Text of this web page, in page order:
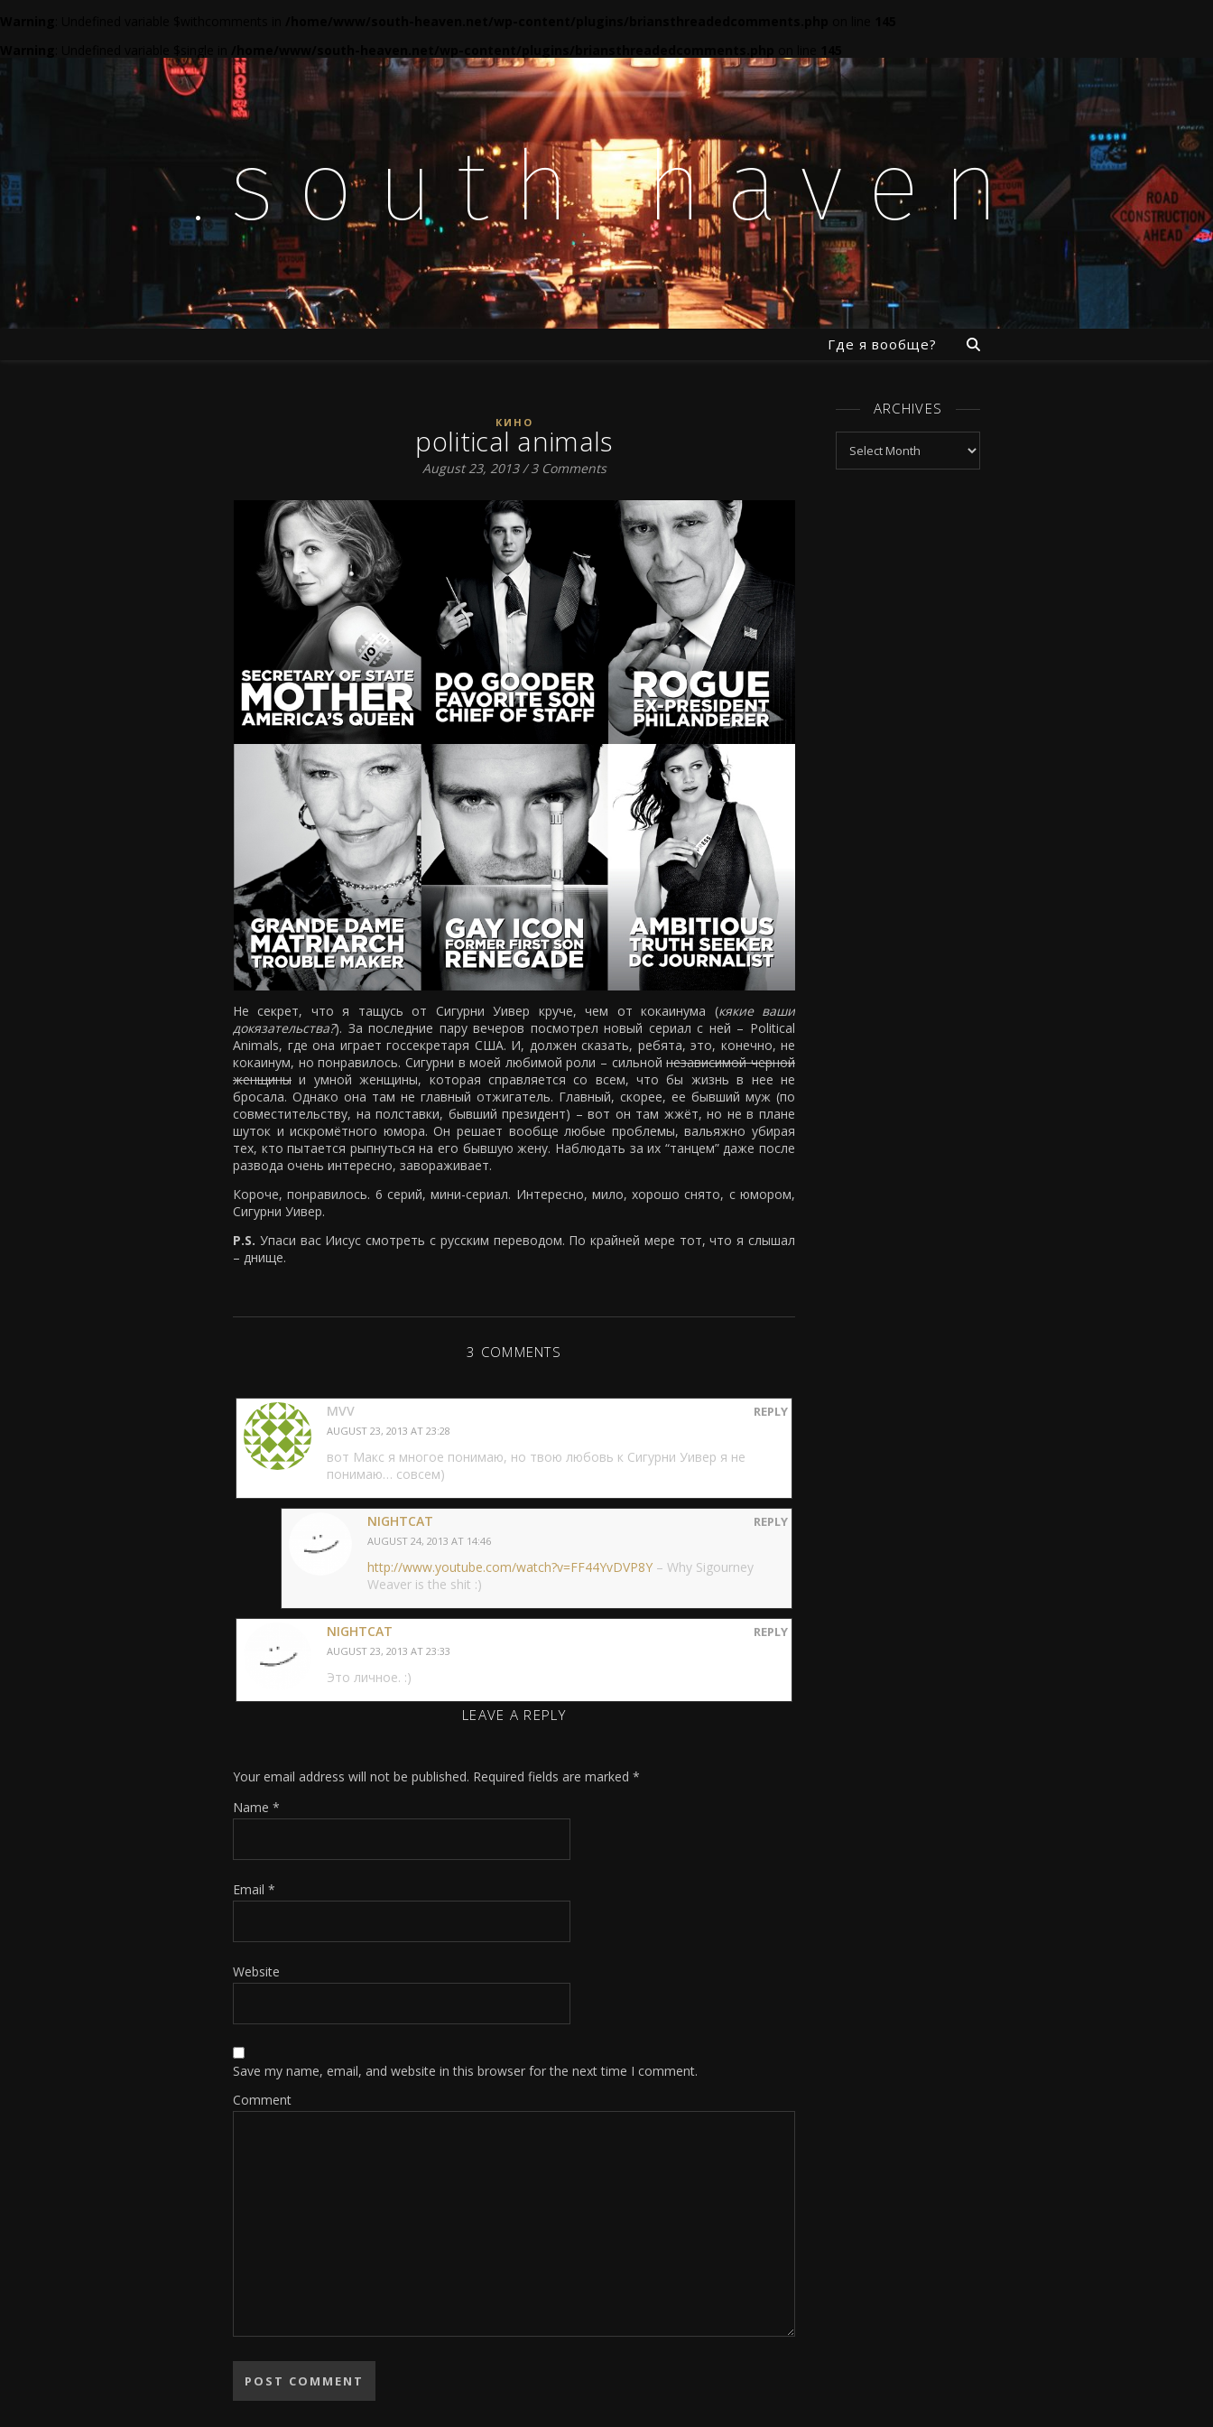
.south haven
Где я вообще?
КИНО
political animals
August 23, 2013 / 3 Comments
Не секрет, что я тащусь от Сигурни Уивер круче, чем от кокаинума (кякие ваши
докязательства?). За последние пару вечеров посмотрел новый сериал с ней – Political
Animals, где она играет госсекретаря США. И, должен сказать, ребята, это, конечно, не
кокаинум, но понравилось. Сигурни в моей любимой роли – сильнойнезависимой черной
женщины и умной женщины, которая справляется со всем, что бы жизнь в нее не
бросала. Однако она там не главный отжигатель. Главный, скорее, ее бывший муж (по
совместительству, на полставки, бывший президент) – вот он там жжёт, но не в плане
шуток и искромётного юмора. Он решает вообще любые проблемы, вальяжно убирая
тех, кто пытается рыпнуться на его бывшую жену. Наблюдать за их “танцем” даже после
развода очень интересно, завораживает.
Короче, понравилось. 6 серий, мини-сериал. Интересно, мило, хорошо снято, с юмором,
Сигурни Уивер.
P.S. Упаси вас Иисус смотреть с русским переводом. По крайней мере тот, что я слышал
– днище.
3 COMMENTS
MVV
AUGUST 23, 2013 AT 23:28
REPLY
вот Макс я многое понимаю, но твою любовь к Сигурни Уивер я не
понимаю… совсем)
NIGHTCAT
AUGUST 24, 2013 AT 14:46
REPLY
http://www.youtube.com/watch?v=FF44YvDVP8Y – Why Sigourney
Weaver is the shit :)
NIGHTCAT
AUGUST 23, 2013 AT 23:33
REPLY
Это личное. :)
LEAVE A REPLY
Your email address will not be published. Required fields are marked *
Name *
Email *
Website
Save my name, email, and website in this browser for the next time I comment.
Comment
ARCHIVES
Archives